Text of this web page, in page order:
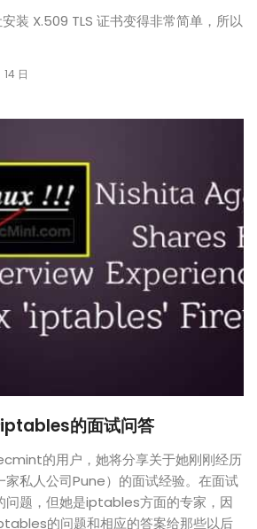
装 X.509 TLS 证书变得非常简单，所以
日
的面试问答
的用户，她将分享关于她刚刚经历
家私人公司Pune）的面试经验。在面试
问题，但她是iptables方面的专家，因
的问题和相应的答案给那些以后